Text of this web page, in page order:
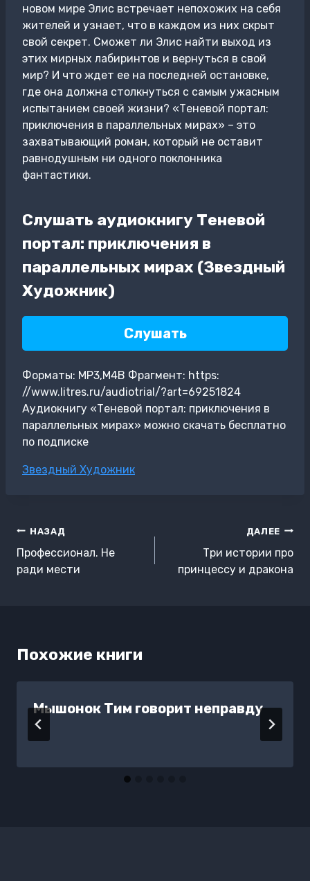
новом мире Элис встречает непохожих на себя
жителей и узнает, что в каждом из них скрыт
свой секрет. Сможет ли Элис найти выход из
этих мирных лабиринтов и вернуться в свой
мир? И что ждет ее на последней остановке,
где она должна столкнуться с самым ужасным
испытанием своей жизни? «Теневой портал:
приключения в параллельных мирах» – это
захватывающий роман, который не оставит
равнодушным ни одного поклонника
фантастики.
Слушать аудиокнигу Теневой
портал: приключения в
параллельных мирах (Звездный
Художник)
Слушать
Форматы: MP3,M4B Фрагмент: https:
//www.litres.ru/audiotrial/?art=69251824
Аудиокнигу «Теневой портал: приключения в
параллельных мирах» можно скачать бесплатно
по подписке
Метки
Звездный Художник
Навигация
по
записям
НАЗАД
Профессионал. Не
ради мести
ДАЛЕЕ
Три истории про
принцессу и дракона
Похожие книги
Мышонок Тим говорит неправду